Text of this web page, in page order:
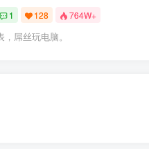
1 128 764W+
屌丝玩电脑。